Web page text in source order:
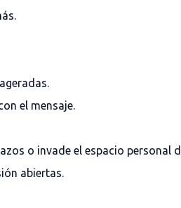
el mensaje.
o invade el espacio personal
abiertas.